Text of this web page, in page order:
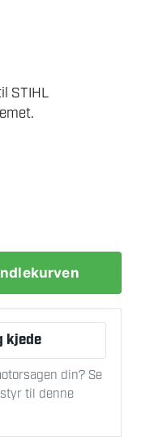
STIHL
kjede
din? Se
til denne